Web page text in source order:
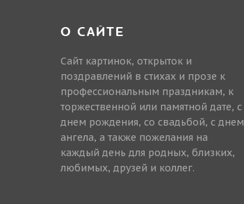
О САЙТЕ
Сайт картинок, открыток и
поздравлений в стихах и прозе к
профессиональным праздникам, к
торжественной или памятной дате, с
днем рождения, со свадьбой, с днем
ангела, а также пожелания на
каждый день для родных, близких,
любимых, друзей и коллег.